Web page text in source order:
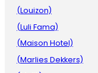
(Louizon)
(Luli Fama)
(Maison Hotel)
(Marlies Dekkers)